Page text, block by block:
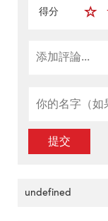
得分
提交
undefined